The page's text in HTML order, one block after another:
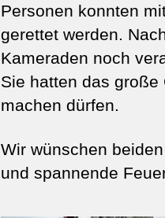
Personen konnten
gerettet werden.
Kameraden noch
Sie hatten das große
machen dürfen.
Wir wünschen
und spannende